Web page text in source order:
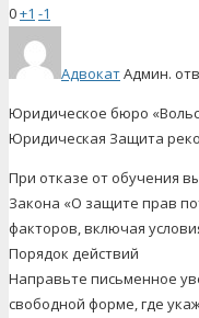
0+1 -1
АдвокатАдмин.
Юридическое бюро
Юридическая Защита
При отказе от обучения
Закона «О защите прав
факторов, включая
Порядок действий
Направьте письменное
свободной форме, где